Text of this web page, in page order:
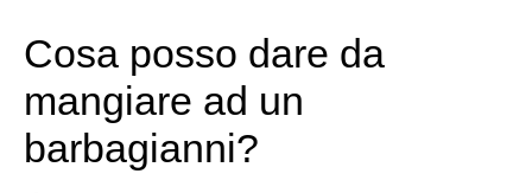
Cosa posso dare da
mangiare ad un
barbagianni?